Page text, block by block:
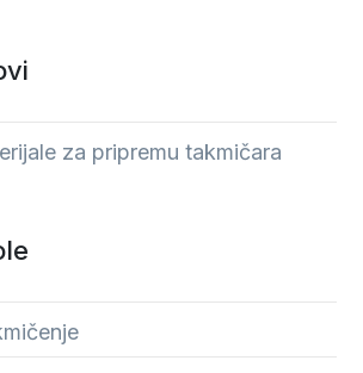
za pripremu takmičara